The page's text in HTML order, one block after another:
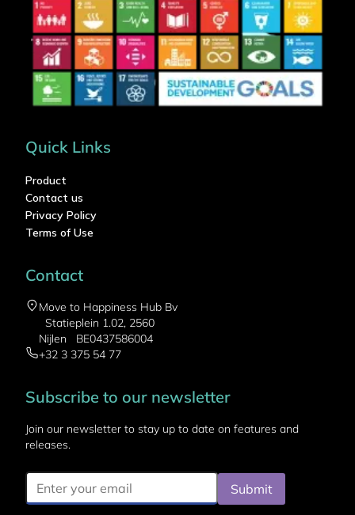
Quick Links
Product
Contact us
Privacy Policy
Terms of Use
Contact
Move to Happiness Hub Bv
Statieplein 1.02, 2560
Nijlen BE0437586004
+32 3 375 54 77
Subscribe to our newsletter
Join our newsletter to stay up to date on features and
releases.